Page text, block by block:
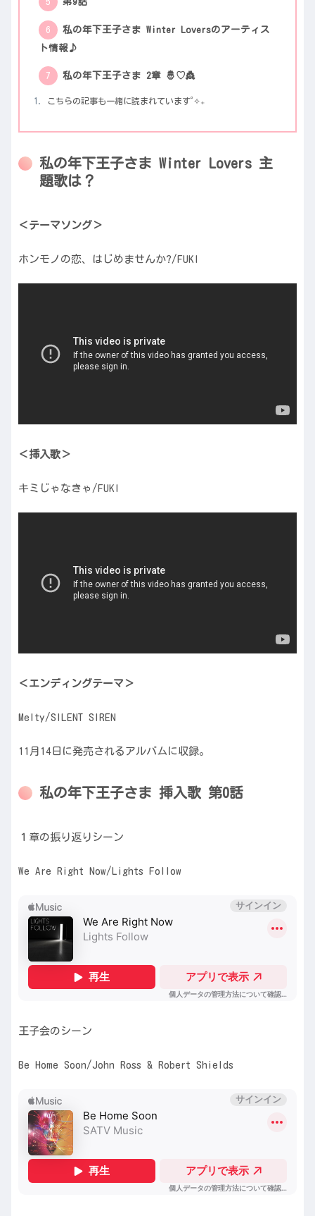
私の年下王子さま Winter Loversのアーティス
ト情報♪
私の年下王子さま 2章 🤴♡👸
こちらの記事も一緒に読まれています˚✧₊
私の年下王子さま Winter Lovers 主
題歌は？
＜テーマソング＞
ホンモノの恋、はじめませんか?/FUKI
＜挿入歌＞
キミじゃなきゃ/FUKI
＜エンディングテーマ＞
Melty/SILENT SIREN
11月14日に発売されるアルバムに収録。
私の年下王子さま 挿入歌 第0話
１章の振り返りシーン
We Are Right Now/Lights Follow
王子会のシーン
Be Home Soon/John Ross & Robert Shields